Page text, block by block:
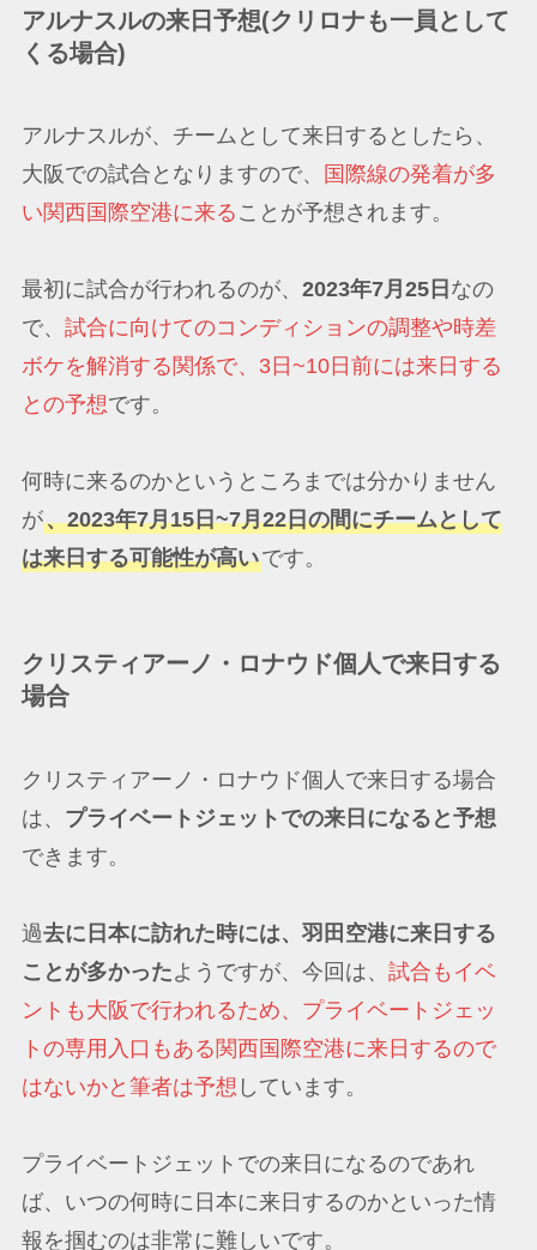
アルナスルの来日予想(クリロナも一員として
くる場合)
アルナスルが、チームとして来日するとしたら、
大阪での試合となりますので、
国際線の発着が多
い関西国際空港に来る ことが予想されます。
最初に試合が行われるのが、 2023年7月25日 なの
で、 試合に向けてのコンディションの調整や時差
ボケを解消する関係で、3日~10日前には来日する
との予想です。
何時に来るのかというところまでは分かりません
が、2023年7月15日~7月22日の間にチームとして
は来日する可能性が高いです。
クリスティアーノ・ロナウド個人で来日する
場合
クリスティアーノ・ロナウド個人で来日する場合
は、 プライベートジェットでの来日になると予想
できます。
過去に日本に訪れた時には、羽田空港に来日する
ことが多かったようですが、今回は、 試合もイベ
ントも大阪で行われるため、プライベートジェッ
トの専用入口もある関西国際空港に来日するので
はないかと筆者は予想 しています。
プライベートジェットでの来日になるのであれ
ば、いつの何時に日本に来日するのかといった情
報を掴むのは非常に難しいです。